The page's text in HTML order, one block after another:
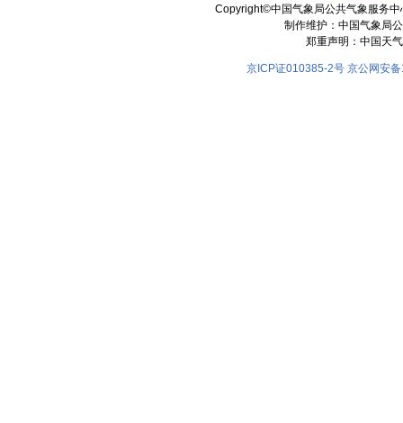
Copyright©中国气象局公共气象服务
制作维护：中国气象局
郑重声明：中国天
京ICP证010385-2号 京公网安